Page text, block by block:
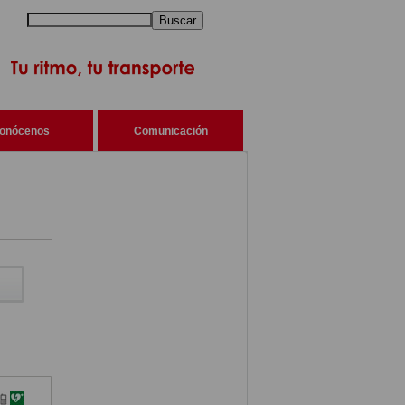
Buscar
Comunicación